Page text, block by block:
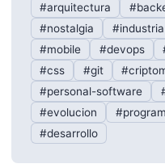
#arquitectura
#nostalgia
#industria
#mobile
#devops
#css
#git
#personal-software
#evolucion
#desarrollo